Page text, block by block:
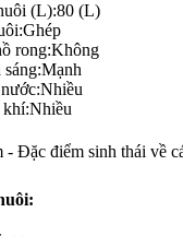
(L):80 (L)
rong:Không
sáng:Mạnh
khí:Nhiều